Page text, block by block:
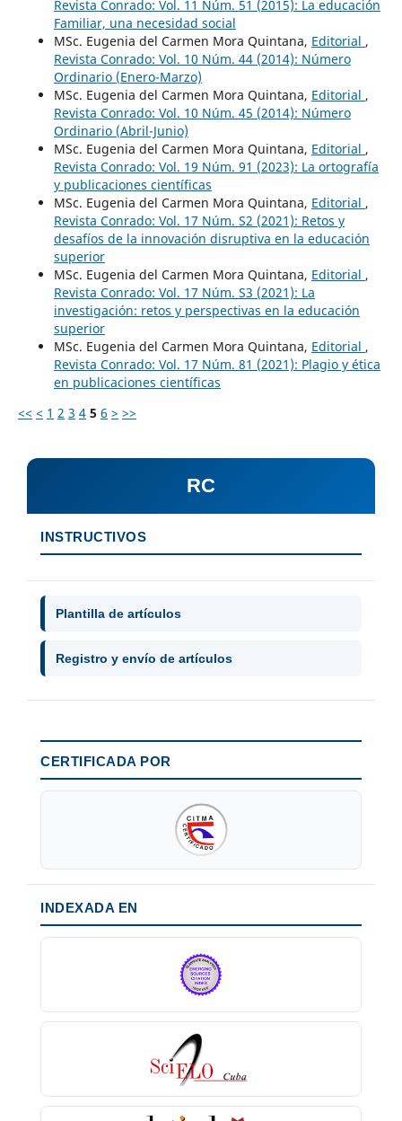
Revista Conrado: Vol. 11 Núm. 51 (2015): La educación
Familiar, una necesidad social
MSc. Eugenia del Carmen Mora Quintana, Editorial ,
Revista Conrado: Vol. 10 Núm. 44 (2014): Número
Ordinario (Enero-Marzo)
MSc. Eugenia del Carmen Mora Quintana, Editorial ,
Revista Conrado: Vol. 10 Núm. 45 (2014): Número
Ordinario (Abril-Junio)
MSc. Eugenia del Carmen Mora Quintana, Editorial ,
Revista Conrado: Vol. 19 Núm. 91 (2023): La ortografía
y publicaciones científicas
MSc. Eugenia del Carmen Mora Quintana, Editorial ,
Revista Conrado: Vol. 17 Núm. S2 (2021): Retos y
desafíos de la innovación disruptiva en la educación
superior
MSc. Eugenia del Carmen Mora Quintana, Editorial ,
Revista Conrado: Vol. 17 Núm. S3 (2021): La
investigación: retos y perspectivas en la educación
superior
MSc. Eugenia del Carmen Mora Quintana, Editorial ,
Revista Conrado: Vol. 17 Núm. 81 (2021): Plagio y ética
en publicaciones científicas
<< < 1 2 3 4 5 6 > >>
RC
INSTRUCTIVOS
Plantilla de artículos
Registro y envío de artículos
CERTIFICADA POR
INDEXADA EN